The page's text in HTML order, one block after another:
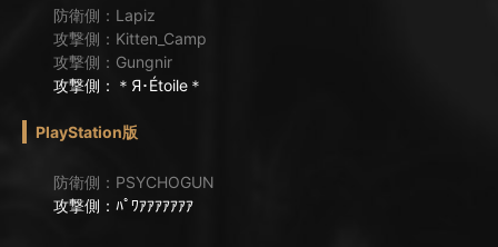
防衛側：Lapiz
攻撃側：Kitten_Camp
攻撃側：Gungnir
攻撃側：＊Я･Étoile＊
PlayStation版
防衛側：PSYCHOGUN
攻撃側：ﾊﾟﾜｱｱｱｱｱｱｱ